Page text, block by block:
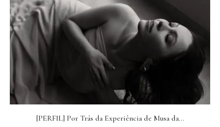
[PERFIL] Por Trás da Experiência de Musa da...